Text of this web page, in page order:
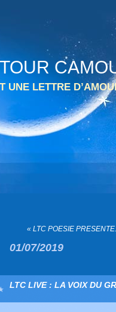
UNE LETTRE
« LTC POESIE
01/07/2019
LTC LIVE : LA VOIX DU